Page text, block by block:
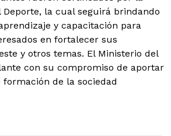
Deporte, la cual seguirá brindando
y capacitación para
en fortalecer sus
y otros temas. El Ministerio del
con su compromiso de aportar
formación de la sociedad